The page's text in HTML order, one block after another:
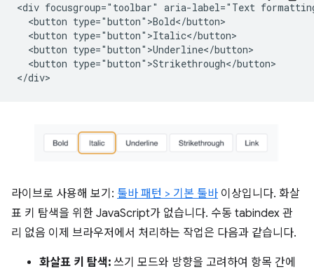
<div focusgroup="toolbar" aria-label="Text
  <button type="button">Bold</button>
  <button type="button">Italic</button>
  <button type="button">Underline</button>
  <button type="button">Strikethrough</button>
라이브로 사용해 보기: 툴바 패턴 > 기본 툴바 이상입니다. 화살
표 키 탐색을 위한 JavaScript가 없습니다. 수동 tabindex 관
리 없음 이제 브라우저에서 처리하는 작업은 다음과 같습니다.
화살표 키 탐색: 쓰기 모드와 방향을 고려하여 항목 간에